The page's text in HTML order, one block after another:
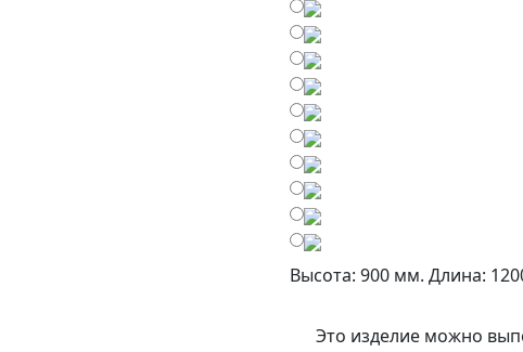
Высота: 900 мм. Длина:
Это изделие можно